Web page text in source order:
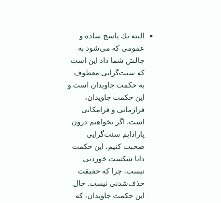
البته یك پاسخ ساده و
عمومی كه می‌شود به
چالش شما داد این است
كه سنت‌گرایی معطوف
به حكمت جاویدان است و
این حكمت جاویدان،
فرازمانی و فرامكانی
است. اگر بخواهیم درون
پارادایم سنت‌گرایی
صحبت كنیم، این حكمت
ذاتا شكست خوردنی
نیست، چرا كه حقیقت
حذف‌شدنی نیست. حال
این حكمت جاویدان، كه